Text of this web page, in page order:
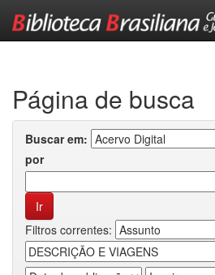
Página de busca
Buscar em:
por
Filtros correntes: